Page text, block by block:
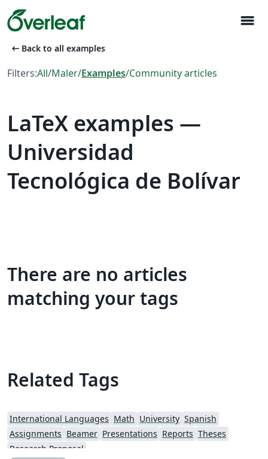
menu
arrow_left_alt Back to all examples
Filters:All/Maler/Examples/Community articles
LaTeX examples —
Universidad
Tecnológica de Bolívar
There are no articles
matching your tags
Related Tags
International Languages Math University Spanish
Assignments Beamer Presentations Reports Theses
Research Proposal